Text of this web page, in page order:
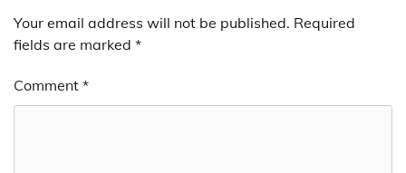
Your email address will not be published. Required
fields are marked *
Comment *